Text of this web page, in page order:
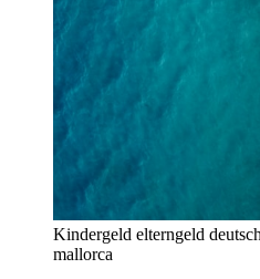
Kindergeld elterngeld
mallorca